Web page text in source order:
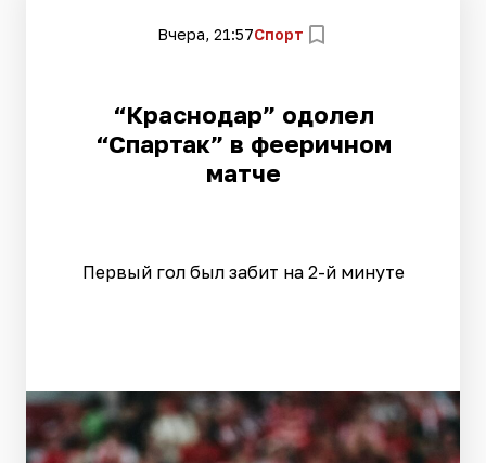
Вчера, 21:57Спорт
“Краснодар” одолел
“Спартак” в фееричном
матче
Первый гол был забит на 2-й минуте